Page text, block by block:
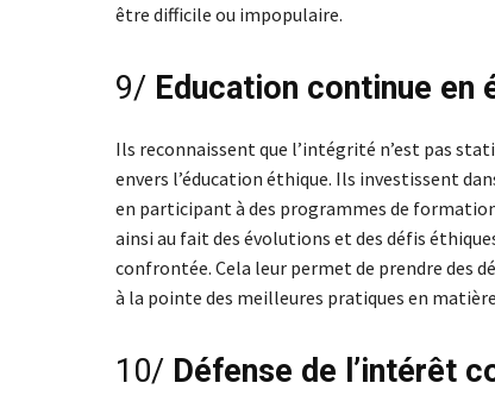
être difficile ou impopulaire.
9/ Education continue en
Ils reconnaissent que l’intégrité n’est pas
envers l’éducation éthique. Ils investissent
en participant à des programmes de
ainsi au fait des évolutions et des défis
confrontée. Cela leur permet de prendre des
à la pointe des meilleures pratiques en
10/ Défense de l’intérêt